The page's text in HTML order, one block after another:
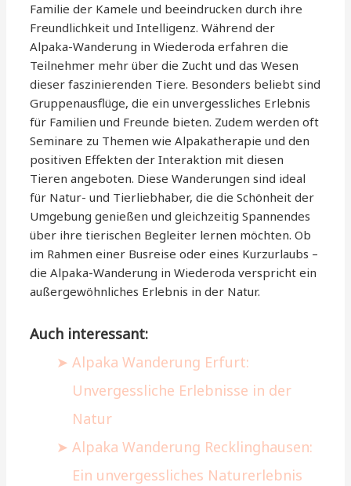
Familie der Kamele und beeindrucken durch ihre
Freundlichkeit und Intelligenz. Während der
Alpaka-Wanderung in Wiederoda erfahren die
Teilnehmer mehr über die Zucht und das Wesen
dieser faszinierenden Tiere. Besonders beliebt sind
Gruppenausflüge, die ein unvergessliches Erlebnis
für Familien und Freunde bieten. Zudem werden oft
Seminare zu Themen wie Alpakatherapie und den
positiven Effekten der Interaktion mit diesen
Tieren angeboten. Diese Wanderungen sind ideal
für Natur- und Tierliebhaber, die die Schönheit der
Umgebung genießen und gleichzeitig Spannendes
über ihre tierischen Begleiter lernen möchten. Ob
im Rahmen einer Busreise oder eines Kurzurlaubs –
die Alpaka-Wanderung in Wiederoda verspricht ein
außergewöhnliches Erlebnis in der Natur.
Auch interessant:
Alpaka Wanderung Erfurt:
Unvergessliche Erlebnisse in der
Natur
Alpaka Wanderung Recklinghausen:
Ein unvergessliches Naturerlebnis